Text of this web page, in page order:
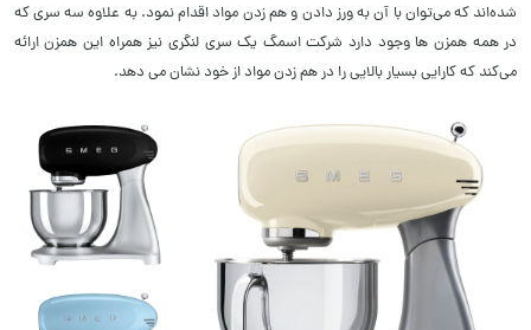
شده‌اند که می‌توان با آن به ورز دادن و هم زدن مواد اقدام نمود. به علاوه سه سری که
در همه همزن ها وجود دارد شرکت اسمگ یک سری لنگری نیز همراه این همزن ارائه
می‌کند که کارایی بسیار بالایی را در هم زدن مواد از خود نشان می دهد.